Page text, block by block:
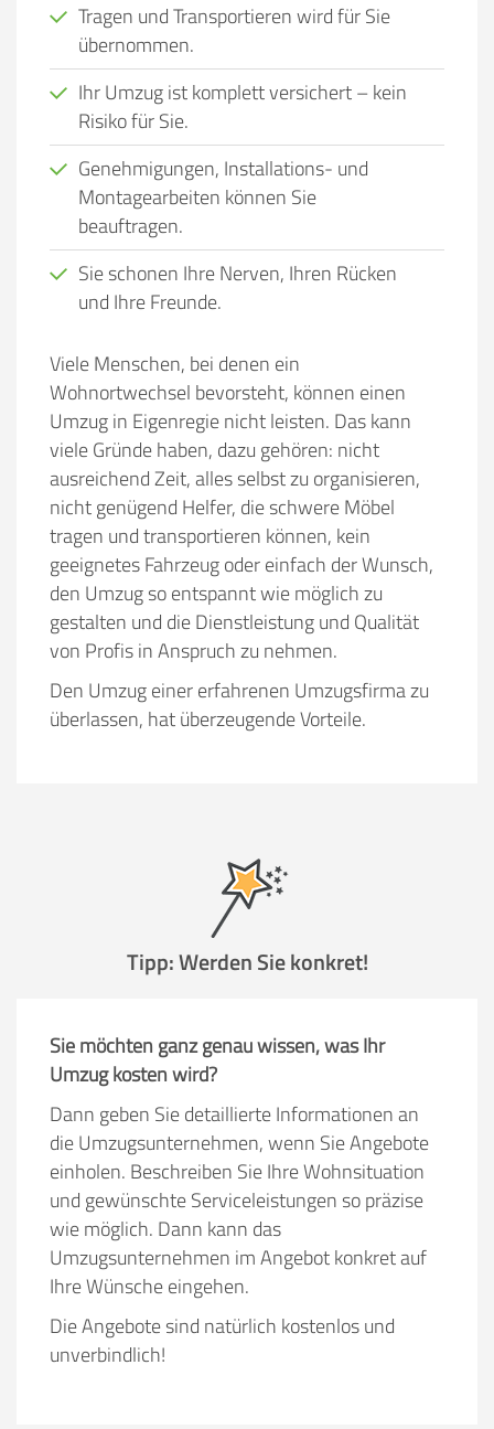
Tragen und Transportieren wird für Sie
übernommen.
Ihr Umzug ist komplett versichert – kein
Risiko für Sie.
Genehmigungen, Installations- und
Montagearbeiten können Sie
beauftragen.
Sie schonen Ihre Nerven, Ihren Rücken
und Ihre Freunde.
Viele Menschen, bei denen ein
Wohnortwechsel bevorsteht, können einen
Umzug in Eigenregie nicht leisten. Das kann
viele Gründe haben, dazu gehören: nicht
ausreichend Zeit, alles selbst zu organisieren,
nicht genügend Helfer, die schwere Möbel
tragen und transportieren können, kein
geeignetes Fahrzeug oder einfach der Wunsch,
den Umzug so entspannt wie möglich zu
gestalten und die Dienstleistung und Qualität
von Profis in Anspruch zu nehmen.
Den Umzug einer erfahrenen Umzugsfirma zu
überlassen, hat überzeugende Vorteile.
Tipp: Werden Sie konkret!
Sie möchten ganz genau wissen, was Ihr
Umzug kosten wird?
Dann geben Sie detaillierte Informationen an
die Umzugsunternehmen, wenn Sie Angebote
einholen. Beschreiben Sie Ihre Wohnsituation
und gewünschte Serviceleistungen so präzise
wie möglich. Dann kann das
Umzugsunternehmen im Angebot konkret auf
Ihre Wünsche eingehen.
Die Angebote sind natürlich kostenlos und
unverbindlich!